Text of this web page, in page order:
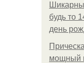
будь то
день
мощный